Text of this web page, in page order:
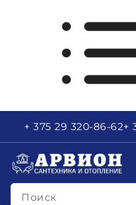
+ 375 29 320-86-62+
Поиск